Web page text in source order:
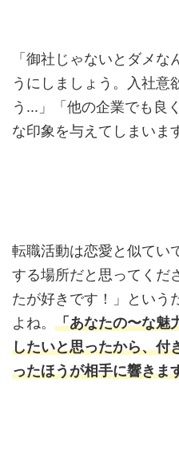
「御社じゃないとダメ
うにしましょう。入社意
う...」「他の企業でも良
な印象を与えてしまいま
転職活動は恋愛と似てい
する場所だと思ってくだ
たが好きです！」という
よね。 「あなたの〜な魅
したいと思ったから、付
ったほうが相手に響きま